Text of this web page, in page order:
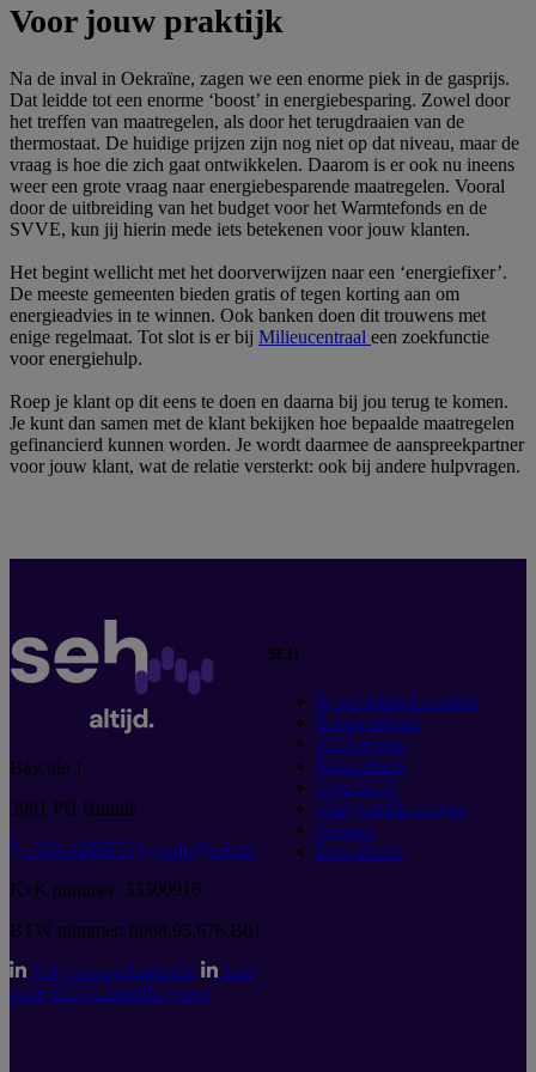
Voor jouw praktijk
Na de inval in Oekraïne, zagen we een enorme piek in de gasprijs.
Dat leidde tot een enorme ‘boost’ in energiebesparing. Zowel door
het treffen van maatregelen, als door het terugdraaien van de
thermostaat. De huidige prijzen zijn nog niet op dat niveau, maar de
vraag is hoe die zich gaat ontwikkelen. Daarom is er ook nu ineens
weer een grote vraag naar energiebesparende maatregelen. Vooral
door de uitbreiding van het budget voor het Warmtefonds en de
SVVE, kun jij hierin mede iets betekenen voor jouw klanten.
Het begint wellicht met het doorverwijzen naar een ‘energiefixer’.
De meeste gemeenten bieden gratis of tegen korting aan om
energieadvies in te winnen. Ook banken doen dit trouwens met
enige regelmaat. Tot slot is er bij Milieucentraal een zoekfunctie
voor energiehulp.
Roep je klant op dit eens te doen en daarna bij jou terug te komen.
Je kunt dan samen met de klant bekijken hoe bepaalde maatregelen
gefinancierd kunnen worden. Je wordt daarmee de aanspreekpartner
voor jouw klant, wat de relatie versterkt: ook bij andere hulpvragen.
Bascule 1
3981 PH Bunnik
020 4289573
info@seh.nl
KvK nummer: 33300916
BTW nummer: 8068.95.676.B01
Volg ons op LinkedIn
Join
onze SEH LinkedIn-groep
SEH
Ik wil erkend worden
Ik ben erkend
SEH events
Kennisbank
Over SEH
Veelgestelde vragen
Contact
Downloads